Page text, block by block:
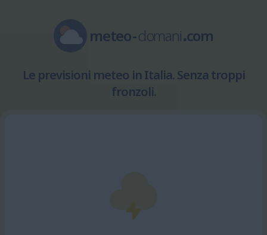
meteo-domani.com
Le previsioni meteo in Italia. Senza troppi
fronzoli.